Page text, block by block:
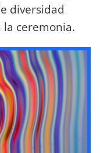
diversidad
ceremonia.